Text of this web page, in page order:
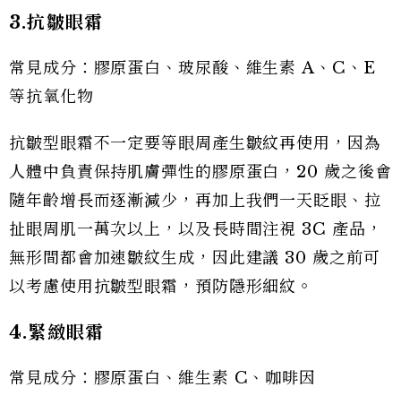
3.抗皺眼霜
常見成分：膠原蛋白、玻尿酸、維生素 A、C、E
等抗氧化物
抗皺型眼霜不一定要等眼周產生皺紋再使用，因為
人體中負責保持肌膚彈性的膠原蛋白，20 歲之後會
隨年齡增長而逐漸減少，再加上我們一天眨眼、拉
扯眼周肌一萬次以上，以及長時間注視 3C 產品，
無形間都會加速皺紋生成，因此建議 30 歲之前可
以考慮使用抗皺型眼霜，預防隱形細紋。
4.緊緻眼霜
常見成分：膠原蛋白、維生素 C、咖啡因